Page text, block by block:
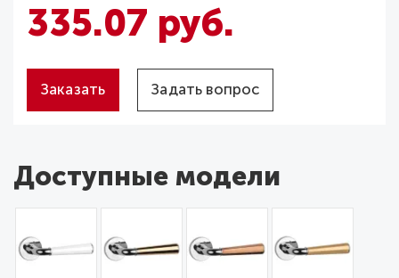
335.07 руб.
Заказать Задать вопрос
Доступные модели